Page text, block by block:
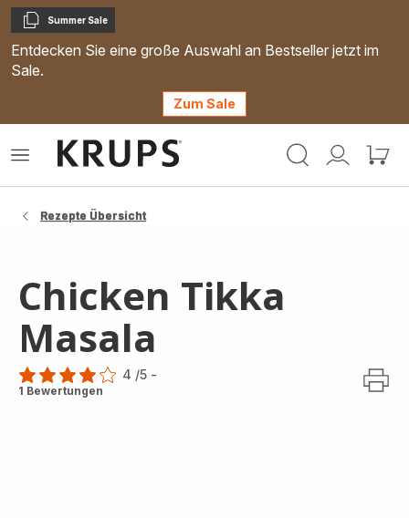
Kopieren
Summer Sale
Entdecken Sie eine große Auswahl an Bestseller jetzt im
Sale.
Zum Sale
Mein
Mein
Das
Rezepte Übersicht
Chicken Tikka
Masala
Bewertung
4 /5 -
1 Bewertungen